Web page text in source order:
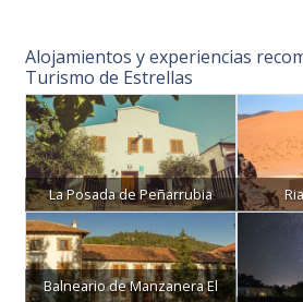
Alojamientos y experiencias
Turismo de Estrellas
La Posada de Peñarrubia
Balneario de Manzanera El